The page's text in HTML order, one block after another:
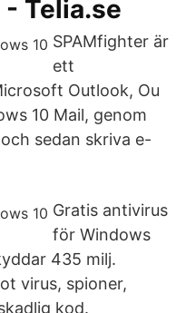
Telia.se
SPAMfighter är
ett
Outlook, Ou
10 Mail, genom
sedan skriva e-
Gratis antivirus
för Windows
435 milj.
virus, spioner,
kod.